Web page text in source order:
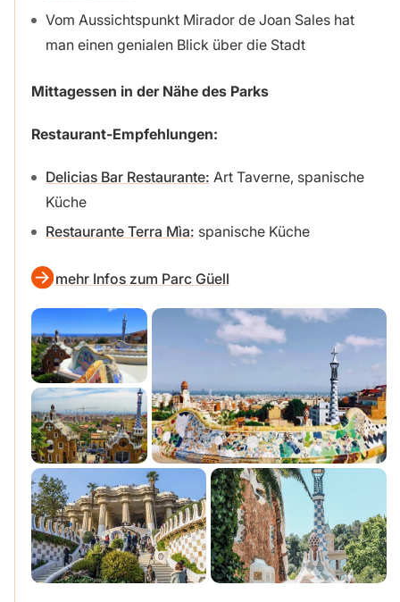
Vom Aussichtspunkt Mirador de Joan Sales hat
man einen genialen Blick über die Stadt
Mittagessen in der Nähe des Parks
Restaurant-Empfehlungen:
Delicias Bar Restaurante: Art Taverne, spanische
Küche
Restaurante Terra Mìa: spanische Küche
mehr Infos zum Parc Güell